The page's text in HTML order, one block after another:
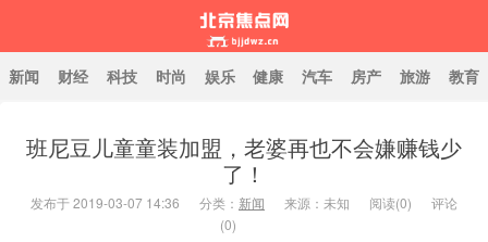
北京焦点网
新闻 财经 科技 时尚 娱乐 健康 汽车 房产 旅游 教育
班尼豆儿童童装加盟，老婆再也不会嫌赚钱少
了！
发布于 2019-03-07 14:36 分类： 新闻 来源：未知 阅读(0)
评论
(0)